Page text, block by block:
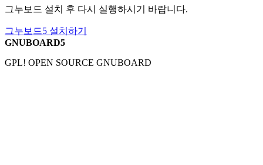
그누보드 설치 후 다시 실행하시기 바랍니다.
그누보드5 설치하기
GNUBOARD5
GPL! OPEN SOURCE GNUBOARD